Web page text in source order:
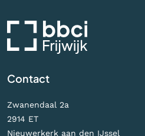
Contact
Zwanendaal 2a
2914 ET
Nieuwerkerk aan den IJssel